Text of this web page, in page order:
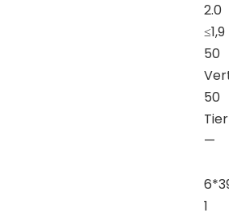
2.0
≤1,9
50
50
—
1